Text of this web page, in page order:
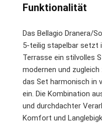
Funktionalität
Das Bellagio Dranera/
5-teilig stapelbar setzt
Terrasse ein stilvolles
modernen und
das Set harmonisch in
ein. Die Kombination
und durchdachter
Komfort und